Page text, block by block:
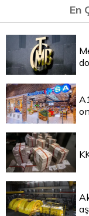
En